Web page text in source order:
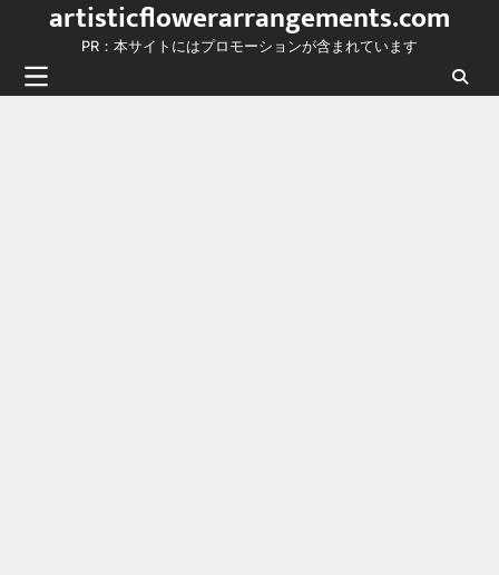
content
artisticflowerarrangements.com
PR：本サイトにはプロモーションが含まれています